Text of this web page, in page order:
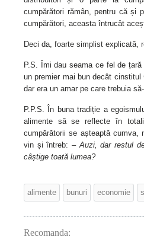
cumpărători rămân, pentru că și
cumpărători, aceasta întrucât
Deci da, foarte simplist explicată,
P.S. Îmi dau seama ce fel de
un premier mai bun decât
dar era un amar pe care trebuia
P.P.S. În buna tradiție a
alimente să se reflecte în
cumpărătorii se așteaptă
vin și întreb: – Auzi, dar restul
câștige toată lumea?
alimente bunuri economie
Recomanda: